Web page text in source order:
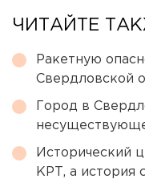
ЧИТАЙТЕ
Ракетную
Свердловской
Город в
Исторический
КРТ, а история